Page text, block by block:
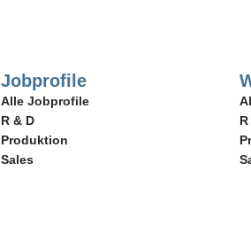
Jobprofile
Alle Jobprofile
R & D
Produktion
Sales